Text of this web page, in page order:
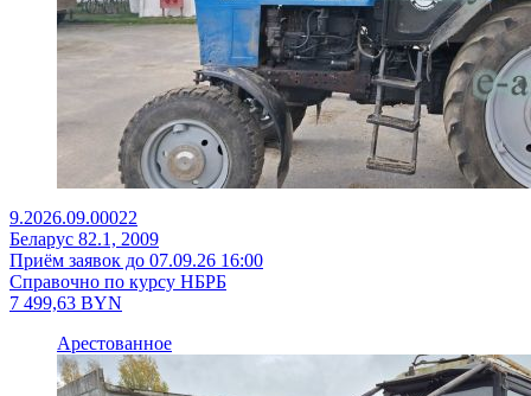
9.2026.09.00022
Беларус 82.1, 2009
Приём заявок до 07.09.26 16:00
Справочно по курсу НБРБ
7 499,63 BYN
Арестованное